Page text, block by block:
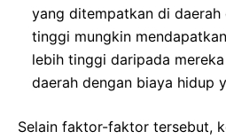
yang ditempatkan di daerah
tinggi mungkin
lebih tinggi daripada
daerah dengan biaya hidup
Selain faktor-faktor tersebut,